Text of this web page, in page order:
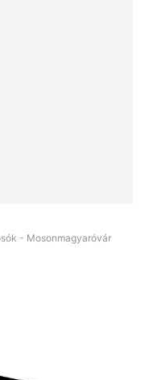
- Mosonmagyaróvár